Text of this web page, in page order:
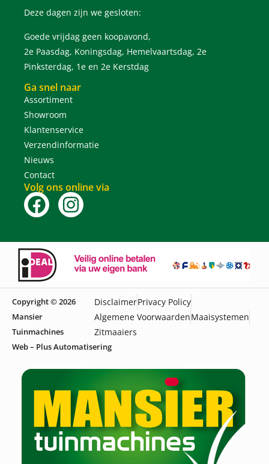
Deze dagen zijn we gesloten:
Goede vrijdag geen koopavond,
2e Paasdag, Koningsdag, Hemelvaartsdag, 2e
Pinksterdag, 1e en 2e Kerstdag
Ga snel naar
Assortiment
Showroom
Klantenservice
Verzendinformatie
Nieuws
Contact
Volg ons online via
Copyright © 2026
Mansier
Tuinmachines
DisclaimerPrivacy Policy
Algemene VoorwaardenMaaisystemen
Zitmaaiers
Web – Plus Automatisering